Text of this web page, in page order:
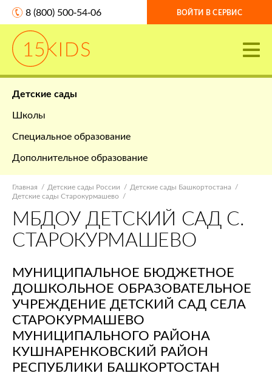
8 (800) 500-54-06 ВОЙТИ В СЕРВИС
Детские сады
Школы
Специальное образование
Дополнительное образование
Главная Детские сады России
Детские сады Башкортостана
Детские сады Старокурмашево
МБДОУ ДЕТСКИЙ САД С.
СТАРОКУРМАШЕВО
МУНИЦИПАЛЬНОЕ БЮДЖЕТНОЕ
ДОШКОЛЬНОЕ ОБРАЗОВАТЕЛЬНОЕ
УЧРЕЖДЕНИЕ ДЕТСКИЙ САД СЕЛА
СТАРОКУРМАШЕВО
МУНИЦИПАЛЬНОГО РАЙОНА
КУШНАРЕНКОВСКИЙ РАЙОН
РЕСПУБЛИКИ БАШКОРТОСТАН